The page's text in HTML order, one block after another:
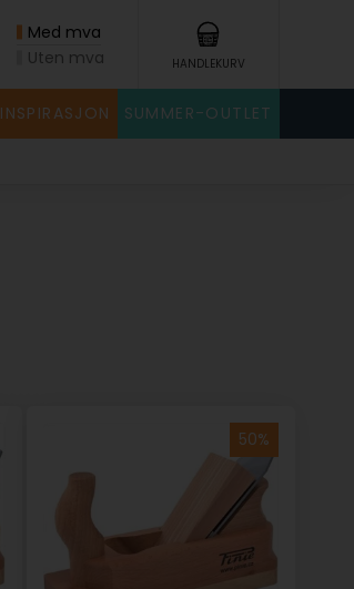
Med mva
Uten mva
HANDLEKURV
INSPIRASJON SUMMER-OUTLET